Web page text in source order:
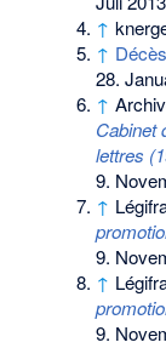
↑
↑
28.
↑
Cabinet
lettres
9.
↑
9.
↑
9.